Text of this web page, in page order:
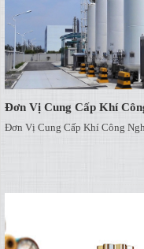
Đơn Vị Cung Cấp Khí
Đơn Vị Cung Cấp Khí Công